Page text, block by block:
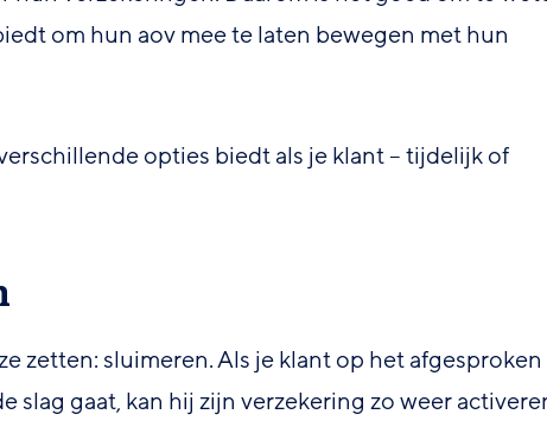
om hun aov mee te laten bewegen met hun
opties biedt als je klant – tijdelijk of
zetten: sluimeren. Als je klant op het afgesproken
slag gaat, kan hij zijn verzekering zo weer